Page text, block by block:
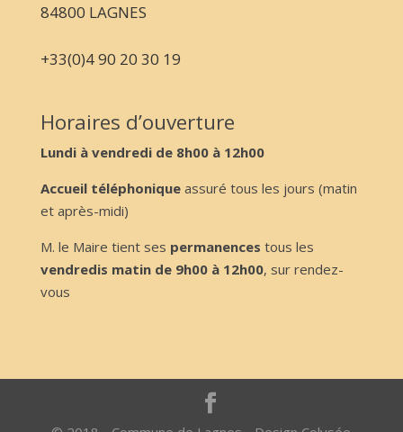
84800 LAGNES
+33(0)4 90 20 30 19
Horaires d’ouverture
Lundi à vendredi de 8h00 à 12h00
Accueil téléphoniqueassuré tous les jours (matin
et après-midi)
M. le Maire tient ses permanences tous les
vendredis matin de 9h00 à 12h00, sur rendez-
vous